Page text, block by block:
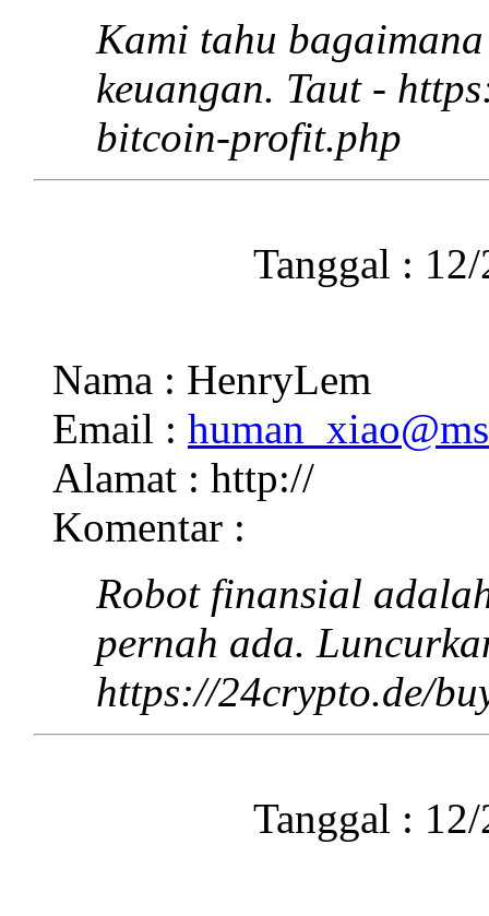
Kami tahu
keuangan. Taut -
bitcoin-profit.php
Tanggal :
Nama : HenryLem
Email :
Alamat : http://
Komentar :
Robot finansial
pernah ada.
https://24crypto.de/
Tanggal :